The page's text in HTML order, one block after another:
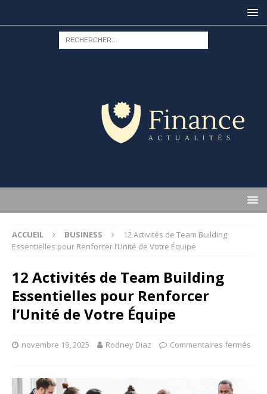
ACCUEIL BUSINESS
12 Activités de Team Building
Essentielles pour Renforcer l’Unité de Votre Équipe
12 Activités de Team Building
Essentielles pour Renforcer
l’Unité de Votre Équipe
novembre 19, 2025 Rodney Diaz Commentaires fermés